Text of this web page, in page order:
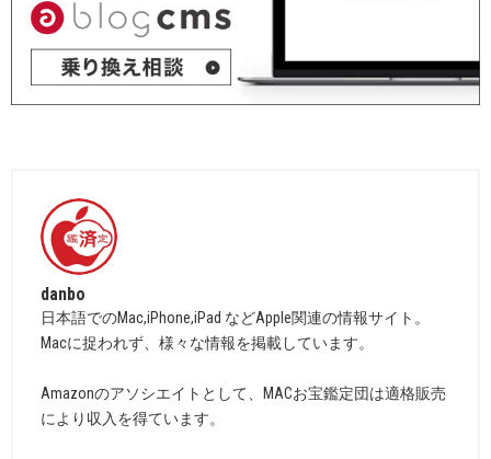
danbo
日本語でのMac,iPhone,iPad などApple関連の情報サイト。
Macに捉われず、様々な情報を掲載しています。
Amazonのアソシエイトとして、MACお宝鑑定団は適格販売
により収入を得ています。